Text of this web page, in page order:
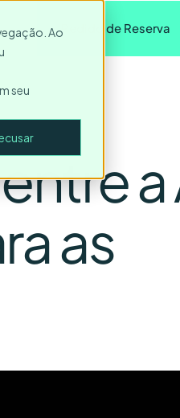
Ao
seu
Entrar Pedido de Reserva
a
as